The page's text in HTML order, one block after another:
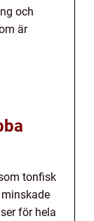
och
är
tonfisk
för hela